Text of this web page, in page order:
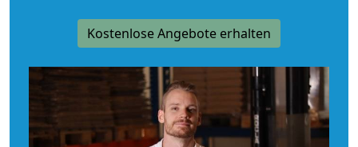
Kostenlose Angebote erhalten